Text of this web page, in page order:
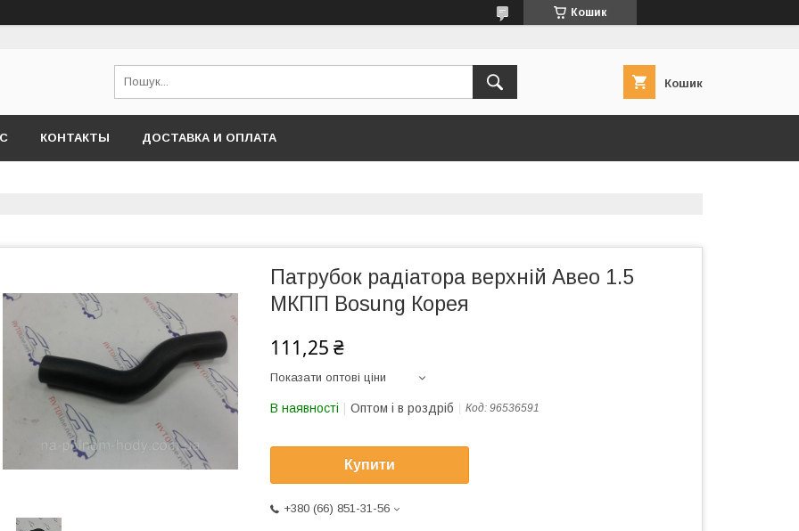
Кошик
Кошик
КОНТАКТЫ ДОСТАВКА И ОПЛАТА
Патрубок радіатора верхній Авео 1.5
МКПП Bosung Корея
111,25 ₴
Показати оптові ціни
В наявності Оптом і в роздріб Код: 96536591
Купити
+380 (66) 851-31-56